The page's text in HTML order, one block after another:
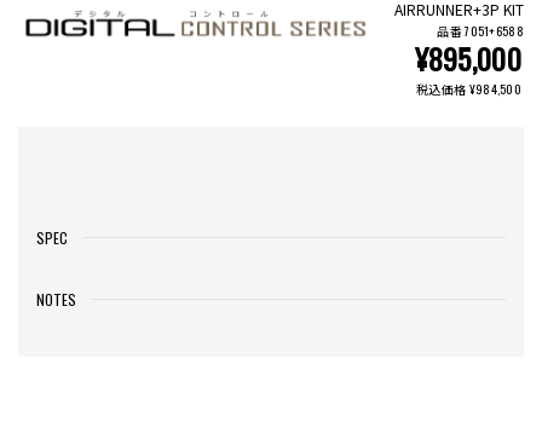
AIRRUNNER+3P KIT
¥895,000
品番 7051+6588
税込価格 ¥984,500
SPEC
NOTES